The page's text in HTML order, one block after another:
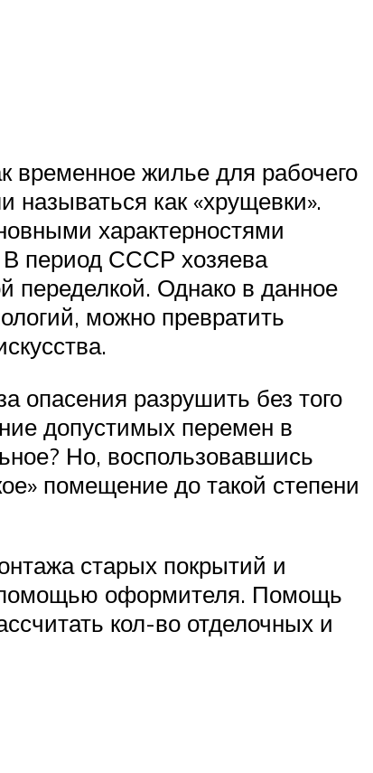
временное жилье для рабочего
называться как «хрущевки».
характерностями
В период СССР хозяева
переделкой. Однако в данное
можно превратить
опасения разрушить без того
допустимых перемен в
Но, воспользовавшись
помещение до такой степени
старых покрытий и
помощью оформителя. Помощь
кол-во отделочных и